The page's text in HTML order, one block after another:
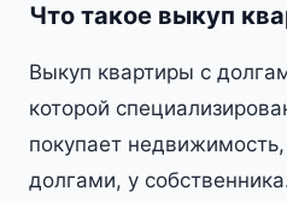
Что такое выкуп
Выкуп квартиры с
которой
покупает
долгами, у